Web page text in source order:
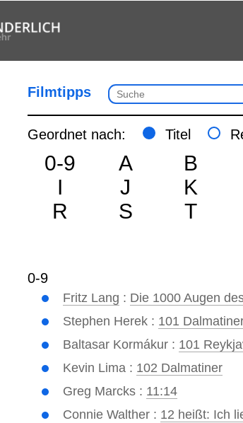
Filmtipps
Geordnet nach: Titel
0-9 A B
I
J K
R
S T
0-9
Fritz Lang : Die 1000 Augen
Stephen Herek : 101
Baltasar Kormákur : 101
Kevin Lima : 102 Dalmatiner
Greg Marcks : 11:14
Connie Walther : 12 heißt: Ich